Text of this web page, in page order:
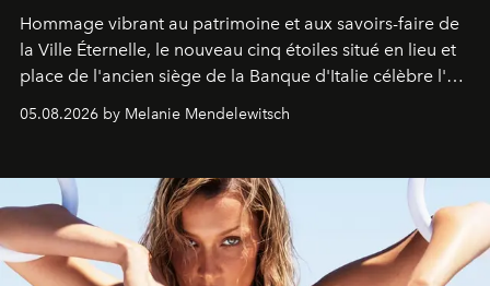
Hommage vibrant au patrimoine et aux savoirs-faire de
la Ville Éternelle, le nouveau cinq étoiles situé en lieu et
place de l'ancien siège de la Banque d'Italie célèbre l'art
de vivre Romain dans toute son élégance intemporelle.
05.08.2026 by Melanie Mendelewitsch